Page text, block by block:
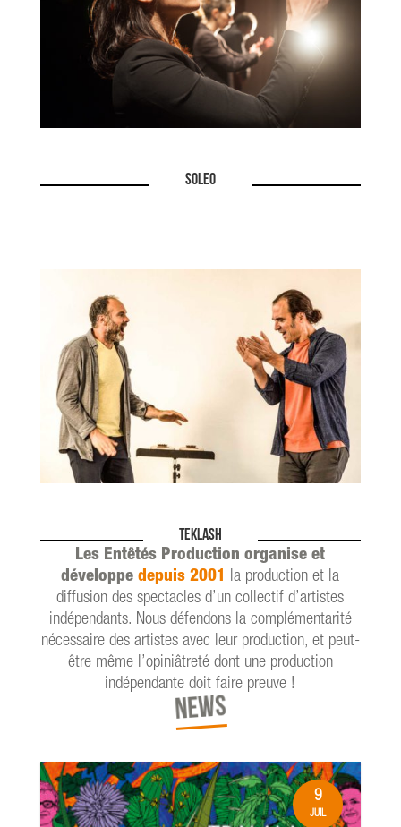
SOLEO
TEKLASH
Les Entêtés Production organise et
développe depuis 2001 la production et la
diffusion des spectacles d’un collectif d’artistes
indépendants. Nous défendons la complémentarité
nécessaire des artistes avec leur production, et peut-
être même l’opiniâtreté dont une production
indépendante doit faire preuve !
NEWS
9
JUIL